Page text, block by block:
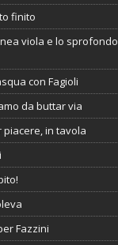
finito
viola e lo sprofondo
con Fagioli
da buttar via
piacere, in tavola
Fazzini